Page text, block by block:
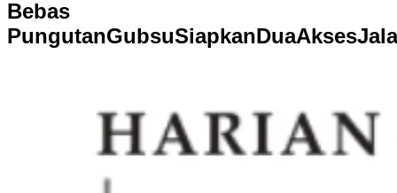
Bebas
PungutanGubsuSiapkanDuaAksesJala